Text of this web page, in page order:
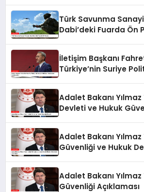
Türk Savunma
Dabi’deki Fuarda Ön
İletişim Başkanı
Türkiye’nin Suriye
Adalet Bakanı
Devleti ve Hukuk
Adalet Bakanı
Güvenliği ve Hukuk
Adalet Bakanı
Güvenliği Açıklaması